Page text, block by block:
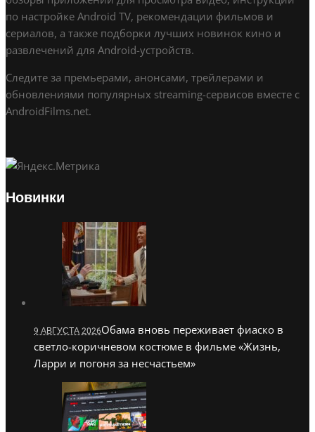
по настройке Android TV, рекомендации фильмов и
сериалов, а также подборки лучших новинок кино и
развлечений для Android-устройств.
Следите за премьерами, анонсами, трейлерами и
обновлениями популярных streaming-сервисов вместе с
AndroidFilms.net.
Новинки
9 АВГУСТА 2026Обама вновь переживает фиаско в
светло-коричневом костюме в фильме «Жизнь,
Ларри и погоня за несчастьем»